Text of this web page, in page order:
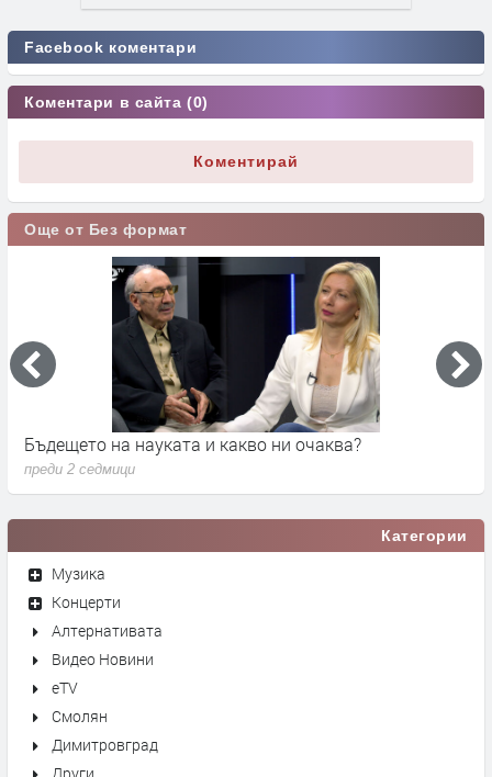
Facebook коментари
Коментари в сайта (0)
Коментирай
Още от Без формат
Бъдещето на науката и какво ни очаква?
преди 2 седмици
Категории
Музика
Концерти
Алтернативата
Видео Новини
eTV
Смолян
Димитровград